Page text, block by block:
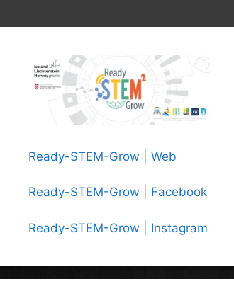
Ready-STEM-Grow | Web
Ready-STEM-Grow | Facebook
Ready-STEM-Grow | Instagram